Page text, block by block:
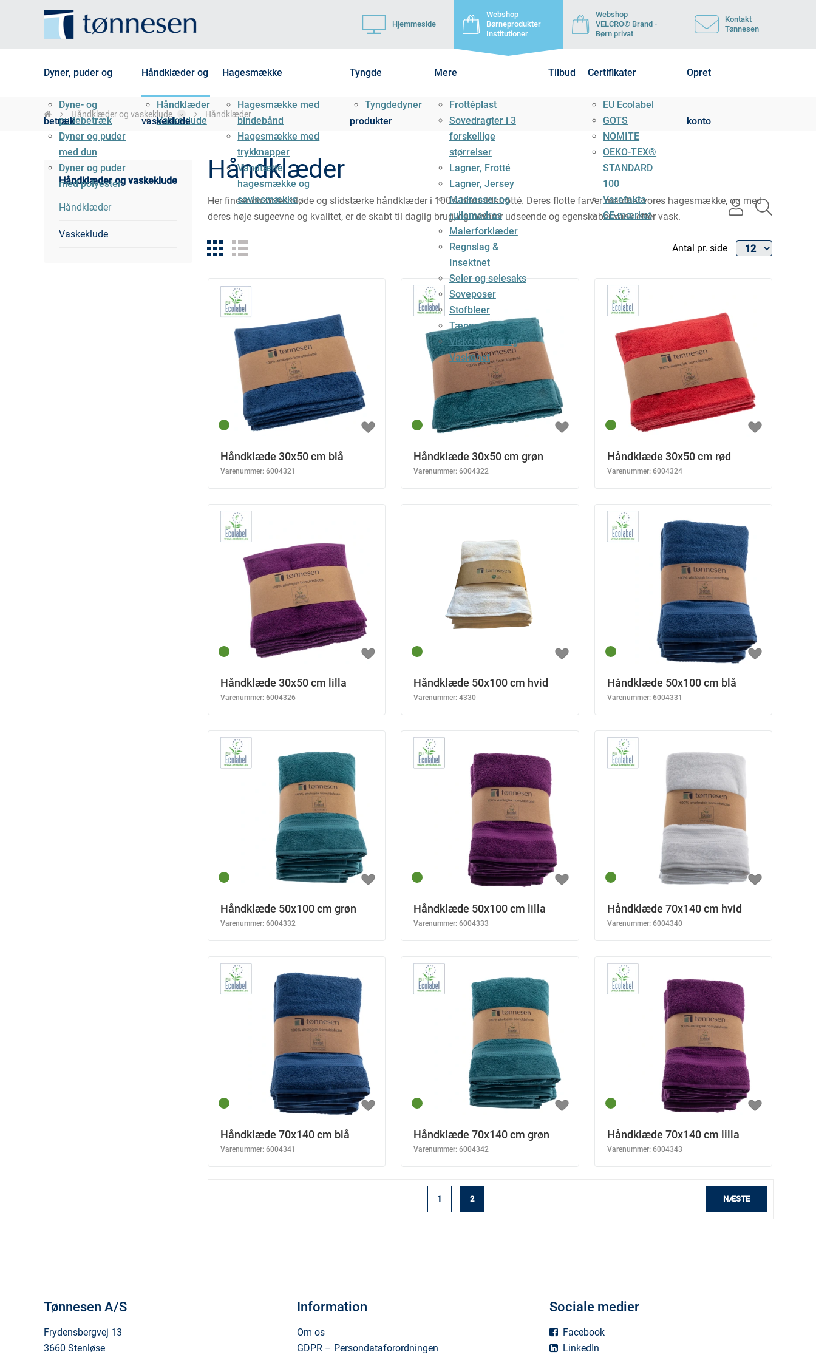
Hjemmeside
Webshop
Børneprodukter
Institutioner
Webshop
VELCRO® Brand -
Børn privat
Kontakt
Tønnesen
Dyner, puder og
betræk
Dyne- og
pudebetræk
Dyner og puder
med dun
Dyner og puder
med polyester
Håndklæder og
vaskeklude
Håndklæder
Vaskeklude
Hagesmække
Hagesmække med
bindebånd
Hagesmække med
trykknapper
Vandtætte
hagesmække og
savlesmække
Tyngde
produkter
Tyngdedyner
Mere
Frottéplast
Sovedragter i 3
forskellige
størrelser
Lagner, Frotté
Lagner, Jersey
Madrasser og
rullemadras
Malerforklæder
Regnslag &
Insektnet
Seler og selesaks
Soveposer
Stofbleer
Tæpper
Viskestykker og
Vaskenet
Tilbud Certifikater
EU Ecolabel
GOTS
NOMITE
OEKO-TEX®
STANDARD
100
Varefakta
CE-mærket
Opret
konto
user
Håndklæder og vaskeklude Håndklæder
Håndklæder og vaskeklude
Håndklæder
Vaskeklude
Håndklæder
Her finder du vores bløde og slidstærke håndklæder i 100% bomuldsfrotté. Deres flotte farver matcher vores hagesmække, og med
deres høje sugeevne og kvalitet, er de skabt til daglig brug, og bevarer udseende og egenskaber vask efter vask.
Antal pr. side
Håndklæde 30x50 cm blå
Varenummer: 6004321
Håndklæde 30x50 cm grøn
Varenummer:6004322
Håndklæde 30x50 cm rød
Varenummer: 6004324
Håndklæde 30x50 cm lilla
Varenummer: 6004326
Håndklæde 50x100 cm hvid
Varenummer:4330
Håndklæde 50x100 cm blå
Varenummer: 6004331
Håndklæde 50x100 cm grøn
Varenummer: 6004332
Håndklæde 50x100 cm lilla
Varenummer:6004333
Håndklæde 70x140 cm hvid
Varenummer: 6004340
Håndklæde 70x140 cm blå
Varenummer: 6004341
Håndklæde 70x140 cm grøn
Varenummer:6004342
Håndklæde 70x140 cm lilla
Varenummer: 6004343
1 2 NÆSTE
Tønnesen A/S
Frydensbergvej 13
3660 Stenløse
Information
Om os
GDPR – Persondataforordningen
Sociale medier
Facebook
LinkedIn